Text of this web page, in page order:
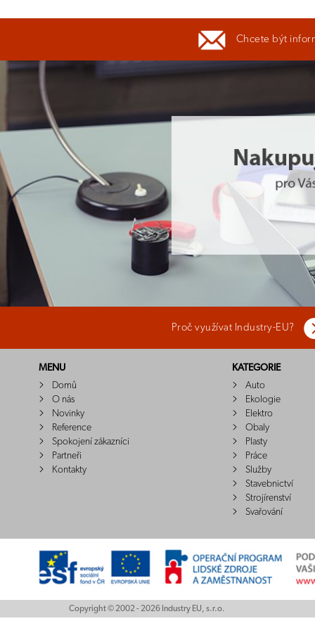
Chcete být
Proč využívat Industry-EU?
MENU
Domů
O nás
Novinky
Reference
Spokojení zákazníci
Partneři
Kontakty
KATEGORIE
Auto
Ekologie
Elektro
Obaly
Plasty
Práce
Služby
Stavebnictví
Strojírenství
Svařování
Copyright © 2002 - 2026 Industry EU, s.r.o.